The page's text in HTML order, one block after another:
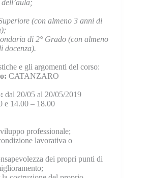
(con almeno 3 anni di
di 2° Grado (con almeno
docenza).
e gli argomenti del corso:
CATANZARO
dal 20/05 al 20/05/2019
e 14.00 – 18.00
professionale;
lavorativa o
dei propri punti di